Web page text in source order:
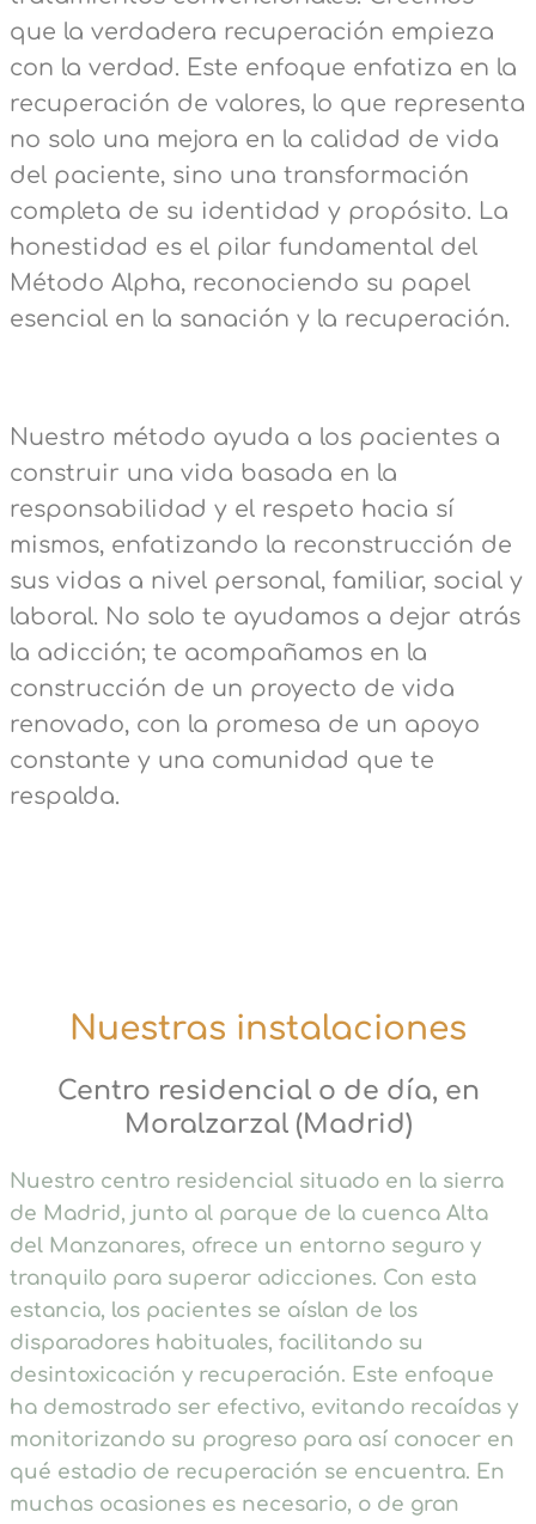
que la verdadera recuperación empieza
con la verdad. Este enfoque enfatiza en la
recuperación de valores, lo que representa
no solo una mejora en la calidad de vida
del paciente, sino una transformación
completa de su identidad y propósito. La
honestidad es el pilar fundamental del
Método Alpha, reconociendo su papel
esencial en la sanación y la recuperación.
Nuestro método ayuda a los pacientes a
construir una vida basada en la
responsabilidad y el respeto hacia sí
mismos, enfatizando la reconstrucción de
sus vidas a nivel personal, familiar, social y
laboral. No solo te ayudamos a dejar atrás
la adicción; te acompañamos en la
construcción de un proyecto de vida
renovado, con la promesa de un apoyo
constante y una comunidad que te
respalda.
Nuestras instalaciones
Centro residencial o de día, en
Moralzarzal (Madrid)
Nuestro centro residencial situado en la sierra
de Madrid, junto al parque de la cuenca Alta
del Manzanares, ofrece un entorno seguro y
tranquilo para superar adicciones. Con esta
estancia, los pacientes se aíslan de los
disparadores habituales, facilitando su
desintoxicación y recuperación. Este enfoque
ha demostrado ser efectivo, evitando recaídas y
monitorizando su progreso para así conocer en
qué estadio de recuperación se encuentra. En
muchas ocasiones es necesario, o de gran